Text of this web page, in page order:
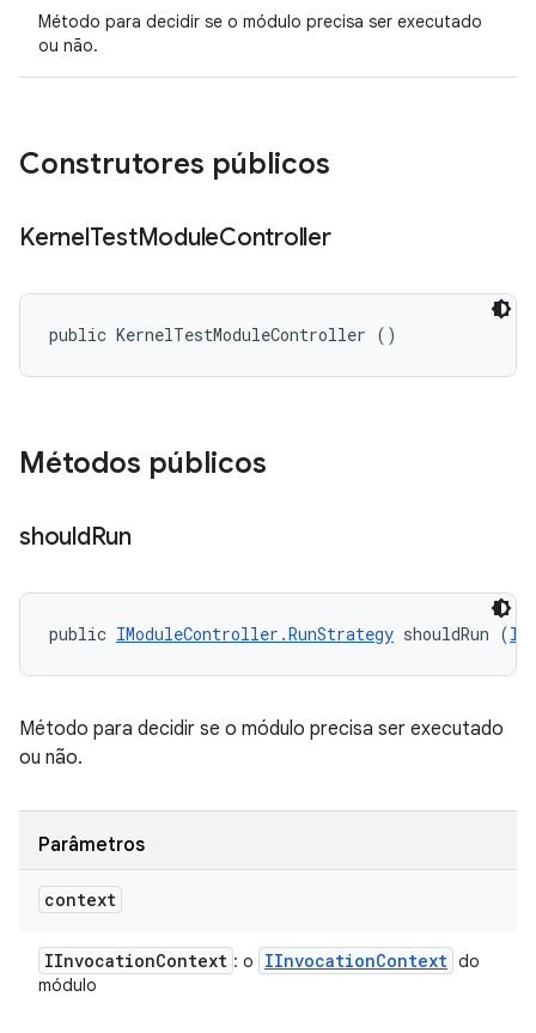
Método para decidir se o módulo precisa ser executado
ou não.
Construtores públicos
KernelTestModuleController
public KernelTestModuleController ()
Métodos públicos
shouldRun
public IModuleController.RunStrategy shouldRun (
Método para decidir se o módulo precisa ser executado
ou não.
Parâmetros
context
IInvocationContext : o IInvocationContext do
módulo